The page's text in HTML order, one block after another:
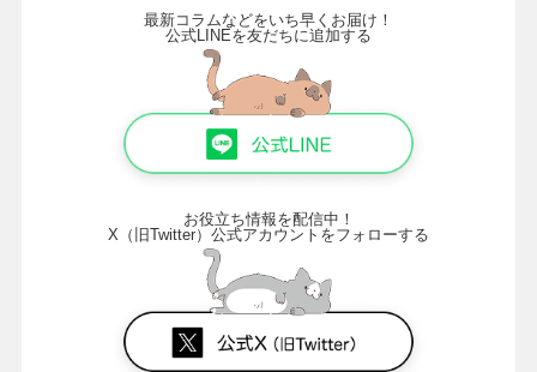
最新コラムなどをいち早くお届け！
公式LINEを友だちに追加する
お役立ち情報を配信中！
X（旧Twitter）公式アカウントをフォローする